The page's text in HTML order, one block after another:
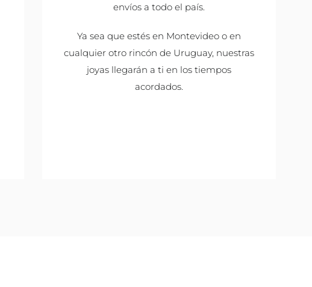
envíos a todo el país.
Ya sea que estés en Montevideo o en
cualquier otro rincón de Uruguay, nuestras
joyas llegarán a ti en los tiempos
acordados.